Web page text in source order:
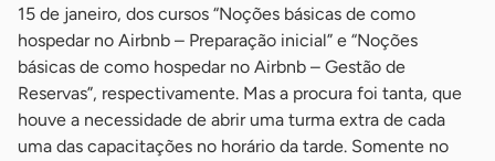
15 de janeiro, dos cursos “Noções básicas de como
hospedar no Airbnb – Preparação inicial” e “Noções
básicas de como hospedar no Airbnb – Gestão de
Reservas”, respectivamente. Mas a procura foi tanta, que
houve a necessidade de abrir uma turma extra de cada
uma das capacitações no horário da tarde. Somente no